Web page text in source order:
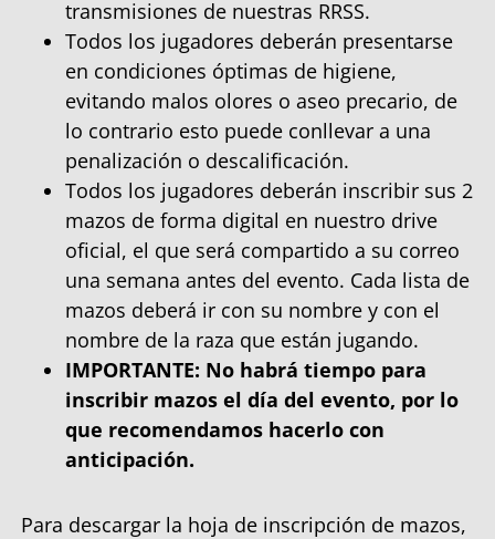
transmisiones de nuestras RRSS.
Todos los jugadores deberán presentarse
en condiciones óptimas de higiene,
evitando malos olores o aseo precario, de
lo contrario esto puede conllevar a una
penalización o descalificación.
Todos los jugadores deberán inscribir sus 2
mazos de forma digital en nuestro drive
oficial, el que será compartido a su correo
una semana antes del evento. Cada lista de
mazos deberá ir con su nombre y con el
nombre de la raza que están jugando.
IMPORTANTE: No habrá tiempo para
inscribir mazos el día del evento, por lo
que recomendamos hacerlo con
anticipación.
Para descargar la hoja de inscripción de mazos,